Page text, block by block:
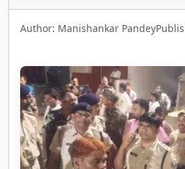
Author: Manishankar Pandey